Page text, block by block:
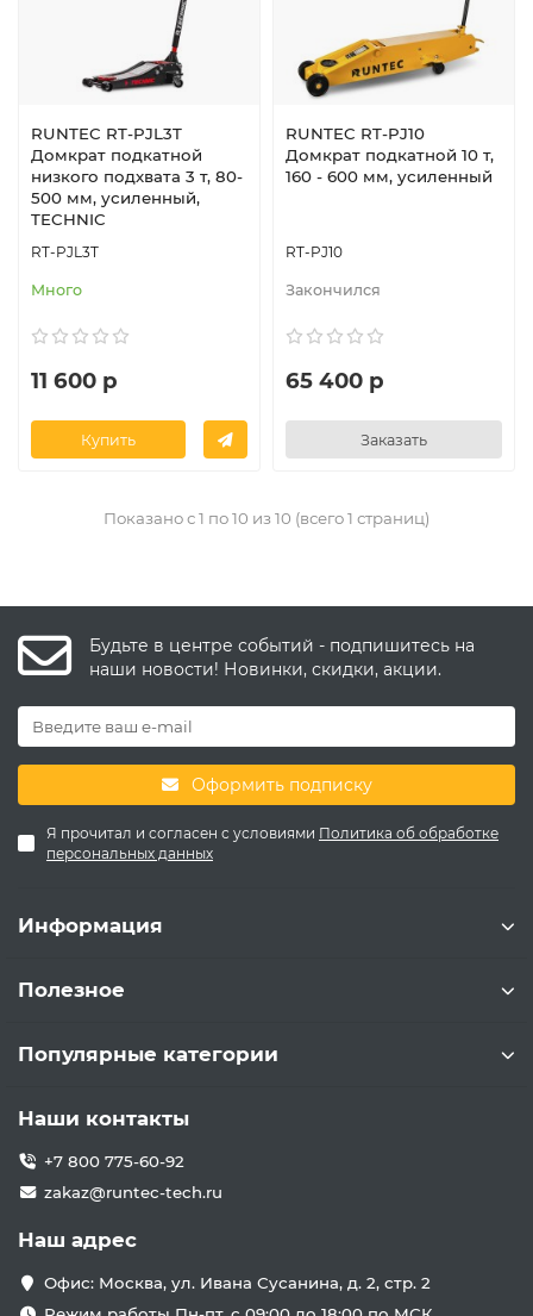
RUNTEC RT-PJL3T
Домкрат подкатной
низкого подхвата 3 т, 80-
500 мм, усиленный,
TECHNIC
RT-PJL3T
Много
11 600 р
Купить
RUNTEC RT-PJ10
Домкрат подкатной 10 т,
160 - 600 мм, усиленный
RT-PJ10
Закончился
65 400 р
Заказать
Показано с 1 по 10 из 10 (всего 1 страниц)
Будьте в центре событий - подпишитесь на
наши новости! Новинки, скидки, акции.
Оформить подписку
Я прочитал и согласен с условиями Политика об обработке
персональных данных
Информация
Полезное
Популярные категории
Наши контакты
+7 800 775-60-92
zakaz@runtec-tech.ru
Наш адрес
Офис: Москва, ул. Ивана Сусанина, д. 2, стр. 2